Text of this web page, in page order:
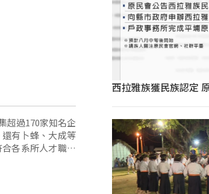
超過170家知名企
有卜蜂、大成等
各系所人才職種
西拉雅族獲民族認定